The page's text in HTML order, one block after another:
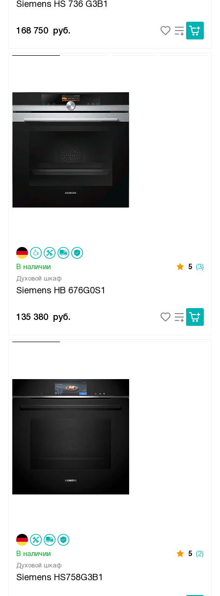
Siemens HS 736 G3B1
168 750 руб.
Духовой шкаф
Siemens HB 676G0S1
В наличии 5 (3)
135 380 руб.
Духовой шкаф
Siemens HS758G3B1
В наличии 5 (2)